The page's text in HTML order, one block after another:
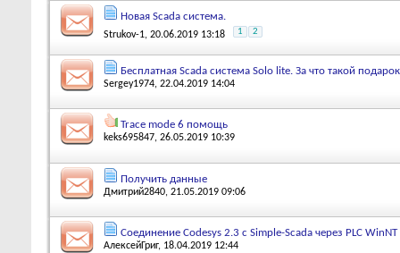
Новая Scada система.
Strukov-1, 20.06.2019 13:18 1 2
Бесплатная Scada система Solo lite. За что такой
Sergey1974, 22.04.2019 14:04
Trace mode 6 помощь
keks695847, 26.05.2019 10:39
Получить данные
Дмитрий2840, 21.05.2019 09:06
Соединение Codesys 2.3 с Simple-Scada через PLC WinNT
АлексейГриг, 18.04.2019 12:44